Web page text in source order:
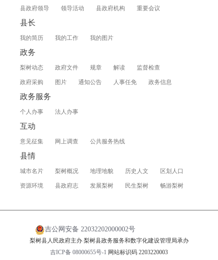
县政府领导 领导活动 县政府机构 重要会议
县长
我的简历 我的工作 我的图片
政务
梨树动态 政府文件 规章 解读 监督检查
政府采购 图片 通知公告 人事任免 政务信息
政务服务
个人办事 法人办事
互动
意见征集 网上调查 公共服务热线
县情
城市名片 梨树概况 地理地貌 历史人文 区划人口
资源环境 县政府志 发展梨树 民生梨树 畅游梨树
吉公网安备 22032202000002号
梨树县人民政府主办 梨树县政务服务和数字化建设管理局承办
吉ICP备 08000655号-1 网站标识码 2203220003